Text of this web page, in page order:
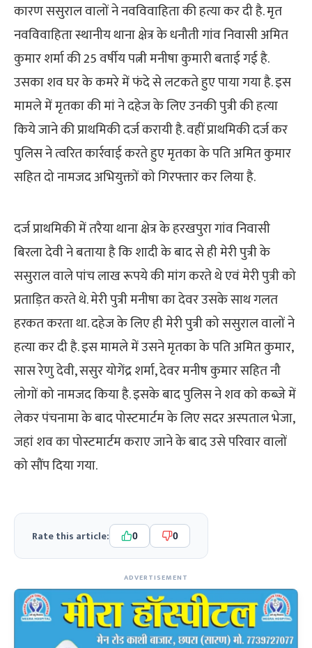
कारण ससुराल वालों ने नवविवाहिता की हत्या कर दी है. मृत
नवविवाहिता स्थानीय थाना क्षेत्र के धनौती गांव निवासी अमित
कुमार शर्मा की 25 वर्षीय पत्नी मनीषा कुमारी बताई गई है.
उसका शव घर के कमरे में फंदे से लटकते हुए पाया गया है. इस
मामले में मृतका की मां ने दहेज के लिए उनकी पुत्री की हत्या
किये जाने की प्राथमिकी दर्ज करायी है. वहीं प्राथमिकी दर्ज कर
पुलिस ने त्वरित कार्रवाई करते हुए मृतका के पति अमित कुमार
सहित दो नामजद अभियुक्तों को गिरफ्तार कर लिया है.
दर्ज प्राथमिकी में तरैया थाना क्षेत्र के हरखपुरा गांव निवासी
बिरला देवी ने बताया है कि शादी के बाद से ही मेरी पुत्री के
ससुराल वाले पांच लाख रूपये की मांग करते थे एवं मेरी पुत्री को
प्रताड़ित करते थे. मेरी पुत्री मनीषा का देवर उसके साथ गलत
हरकत करता था. दहेज के लिए ही मेरी पुत्री को ससुराल वालों ने
हत्या कर दी है. इस मामले में उसने मृतका के पति अमित कुमार,
सास रेणु देवी, ससुर योगेंद्र शर्मा, देवर मनीष कुमार सहित नौ
लोगों को नामजद किया है. इसके बाद पुलिस ने शव को कब्जे में
लेकर पंचनामा के बाद पोस्टमार्टम के लिए सदर अस्पताल भेजा,
जहां शव का पोस्टमार्टम कराए जाने के बाद उसे परिवार वालों
को सौंप दिया गया.
Rate this article: 0 0
ADVERTISEMENT